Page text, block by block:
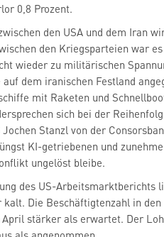
0,8 Prozent.
den USA und dem Iran
den Kriegsparteien war
wieder zu militärischen
auf dem iranischen Festland
mit Raketen und
sich bei der
Stanzl von der
KI-getriebenen und
ungelöst bleibe.
des US-Arbeitsmarktberichts
Die Beschäftigtenzahl in den
stärker als erwartet. Der